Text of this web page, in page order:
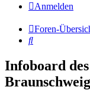
Anmelden
Foren-
Suche
Infoboard